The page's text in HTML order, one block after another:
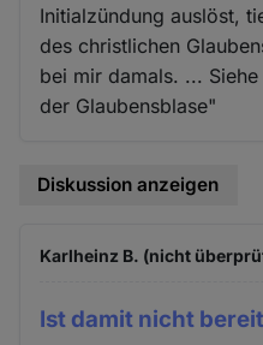
Initialzündung auslöst,
des christlichen
bei mir damals. ...
der Glaubensblase"
Diskussion anzeigen
Karlheinz B. (nicht
Ist damit nicht